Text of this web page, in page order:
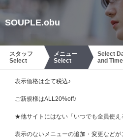
SOUPLE.obu
スタッフ
Select
メニュー
Select
Select
and Time
表示価格は全て税込♪
ご新規様はALL20%off♪
★他サイトにはない「いつでも全員使
表示のないメニューの追加・変更など